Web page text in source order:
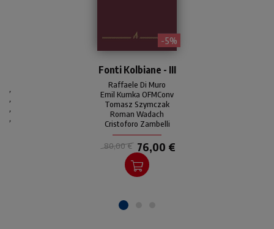
- 5%
Kolbe sulla base degli
argomenti da lui trattati
nelle conferenze orali o da
lui dettate ai frati. Inoltre,
le testimonianze di chi lo ha
conosciuto direttamente.
Raffaele Di Muro
,
Emil Kumka OFMConv
,
Tomasz Szymczak
,
Roman Wadach
,
Cristoforo Zambelli
Fonti Kolbiane - III
80,00 € 76,00 €